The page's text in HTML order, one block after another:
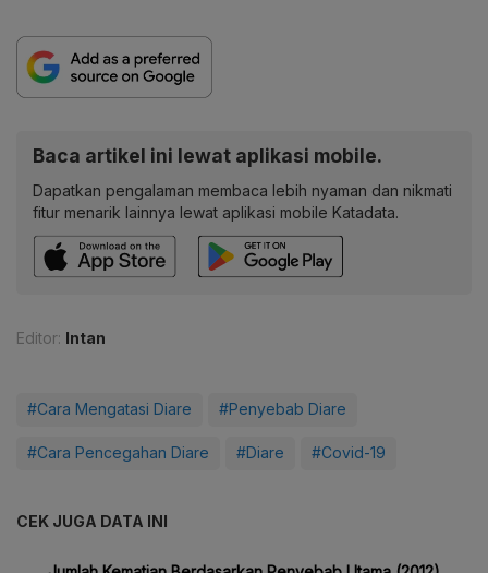
Baca artikel ini lewat aplikasi mobile.
Dapatkan pengalaman membaca lebih nyaman dan nikmati
fitur menarik lainnya lewat aplikasi mobile Katadata.
Editor: Intan
#Cara Mengatasi Diare #Penyebab Diare
#Cara Pencegahan Diare #Diare #Covid-19
CEK JUGA DATA INI